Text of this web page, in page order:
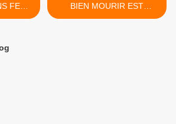
FEU ?
BIEN MOURIR EST
INDISSOCIABLE DU SOIN